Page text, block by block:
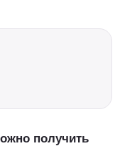
получить